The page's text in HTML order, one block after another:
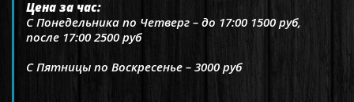
Цена за час:
С Понедельника по Четверг – до 17:00 1500 руб,
после 17:00 2500 руб
С Пятницы по Воскресенье – 3000 руб